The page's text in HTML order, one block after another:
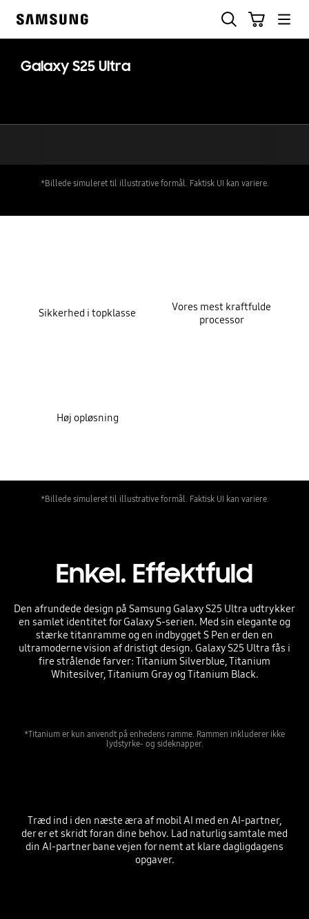
Galaxy S25 Ultra
*Billede simuleret til illustrative formål. Faktisk UI kan variere.
Sikkerhed i topklasse
Vores mest kraftfulde
processor
Høj opløsning
*Billede simuleret til illustrative formål. Faktisk UI kan variere.
Enkel. Effektfuld
Den afrundede design på Samsung Galaxy S25 Ultra udtrykker
en samlet identitet for Galaxy S-serien. Med sin elegante og
stærke titanramme og en indbygget S Pen er den en
ultramoderne vision af dristigt design. Galaxy S25 Ultra fås i
fire strålende farver: Titanium Silverblue, Titanium
Whitesilver, Titanium Gray og Titanium Black.
*Titanium er kun anvendt på enhedens ramme. Rammen inkluderer ikke
lydstyrke- og sideknapper.
Træd ind i den næste æra af mobil AI med en AI-partner,
der er et skridt foran dine behov. Lad naturlig samtale med
din AI-partner bane vejen for nemt at klare dagligdagens
opgaver.